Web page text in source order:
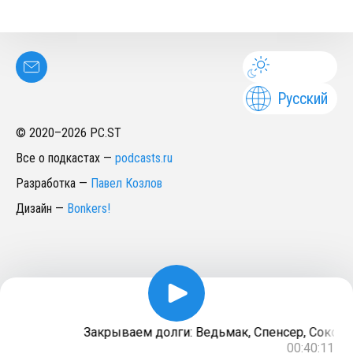
Русский
© 2020–2026 PC.ST
Все о подкастах — podcasts.ru
Разработка — Павел Козлов
Дизайн — Bonkers!
Закрываем долги: Ведьмак, Спенсер,
00:40:11